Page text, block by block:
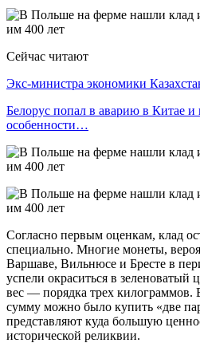
Сейчас читают
Экс-министра экономики
Белорус попал в аварию в Китае и
особенности…
Согласно первым оценкам, клад
специально. Многие монеты,
Варшаве, Вильнюсе и Бресте в
успели окраситься в зеленоватый
вес — порядка трех килограммов.
сумму можно было купить «две
представляют куда большую
исторической реликвии.